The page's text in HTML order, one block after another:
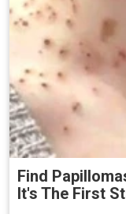
Find
It's The First